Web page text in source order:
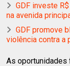
GDF investe
na avenida
GDF promove
violência contra a
As oportunidades